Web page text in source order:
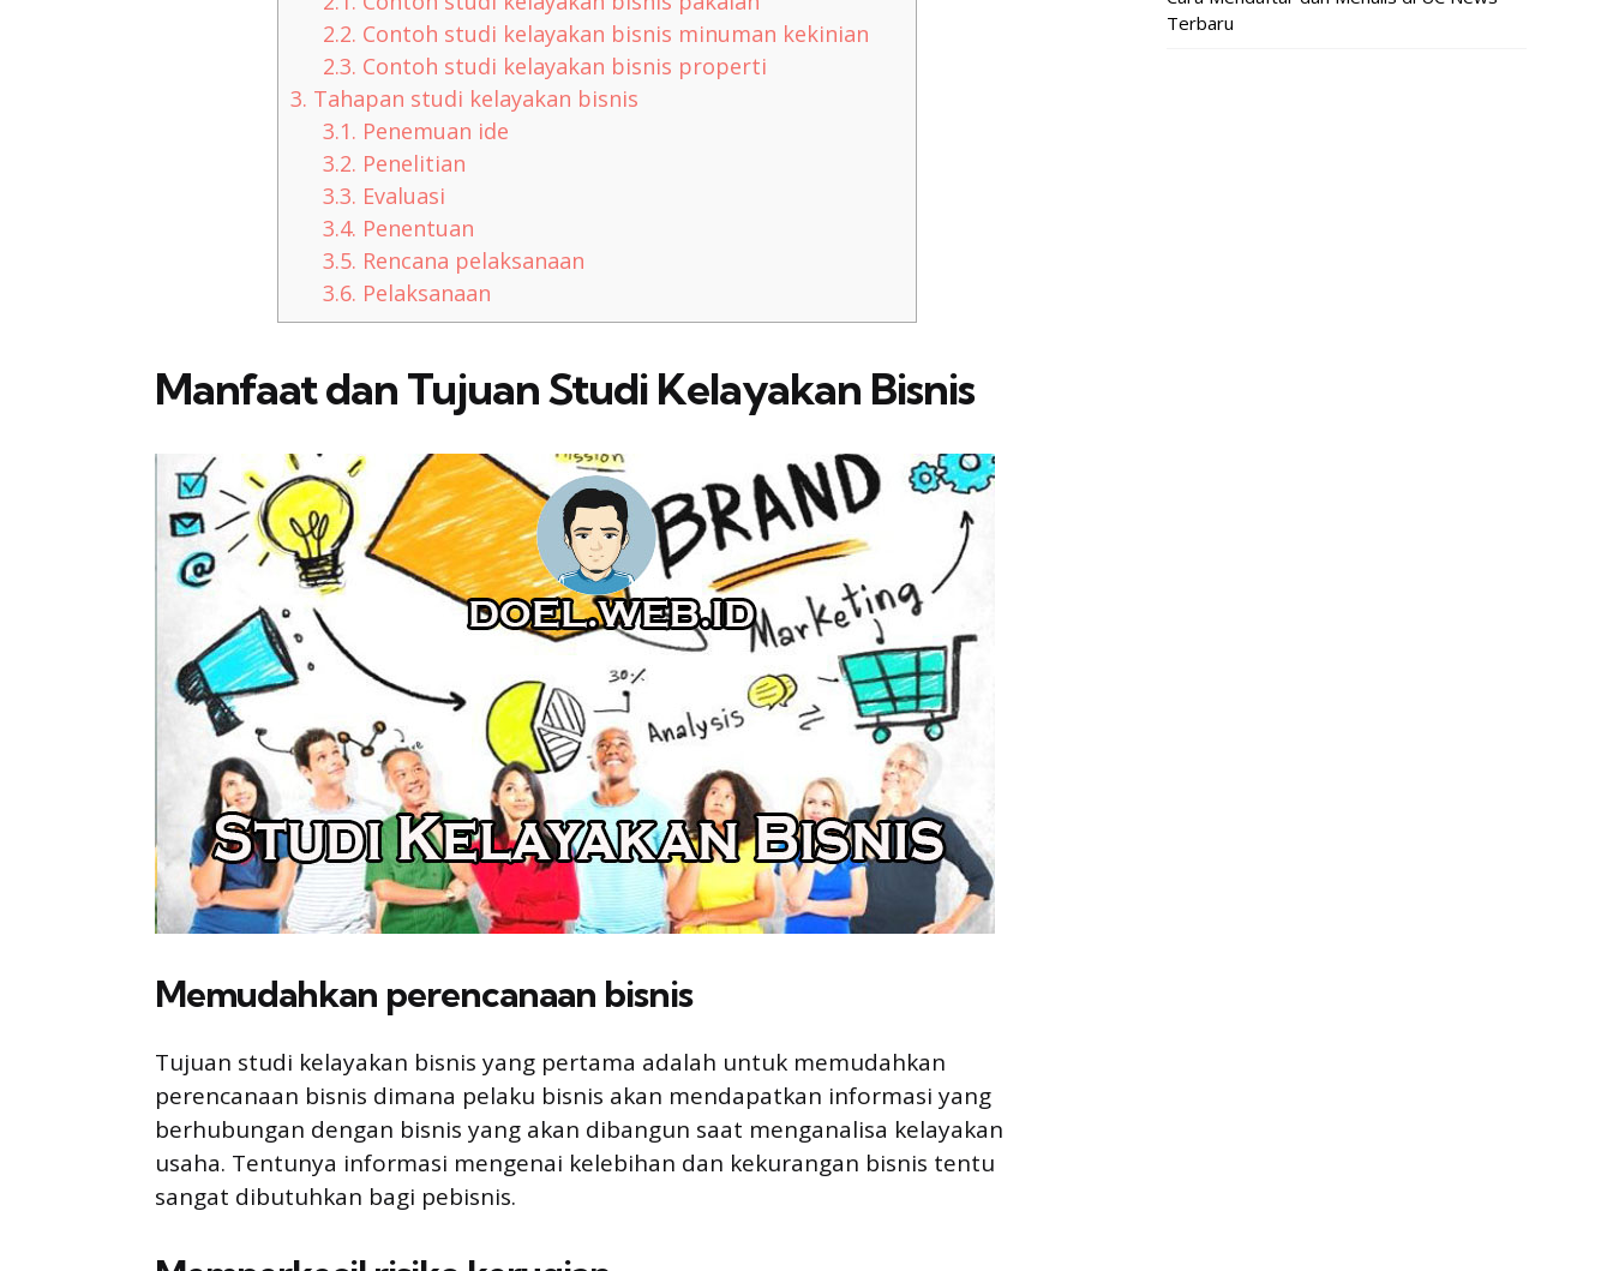
2.2. Contoh studi kelayakan bisnis minuman kekinian
2.3. Contoh studi kelayakan bisnis properti
3. Tahapan studi kelayakan bisnis
3.1. Penemuan ide
3.2. Penelitian
3.3. Evaluasi
3.4. Penentuan
3.5. Rencana pelaksanaan
3.6. Pelaksanaan
Manfaat dan Tujuan Studi Kelayakan Bisnis
Memudahkan perencanaan bisnis
Tujuan studi kelayakan bisnis yang pertama adalah untuk memudahkan
perencanaan bisnis dimana pelaku bisnis akan mendapatkan informasi yang
berhubungan dengan bisnis yang akan dibangun saat menganalisa kelayakan
usaha. Tentunya informasi mengenai kelebihan dan kekurangan bisnis tentu
sangat dibutuhkan bagi pebisnis.
Terbaru